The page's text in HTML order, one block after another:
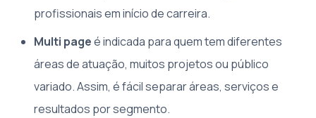
profissionais em início de carreira.
Multi pageé indicada para quem tem diferentes
áreas de atuação, muitos projetos ou público
variado. Assim, é fácil separar áreas, serviços e
resultados por segmento.